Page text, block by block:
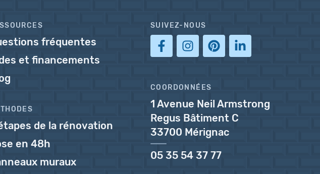
fréquentes
et financements
de la rénovation
en 48h
muraux
SUIVEZ-NOUS
COORDONNÉES
1 Avenue Neil Armstrong
Regus Bâtiment C
33700 Mérignac
05 35 54 37 77